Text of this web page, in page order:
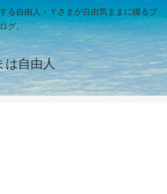
る自由人・Ｙさまが自由気ままに綴るブ
ログ。
は自由人